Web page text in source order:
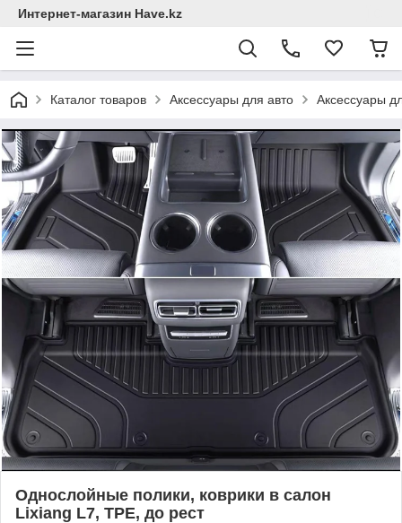
Интернет-магазин Have.kz
Каталог товаров Аксессуары для авто Аксессуары
Однослойные полики, коврики в салон
Lixiang L7, TPE, до рест